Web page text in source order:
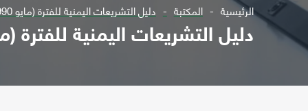
الرئيسية المكتبة دليل التشريعات اليمنية للفترة (مايو 1990 - مايو 2007) والملحق
دليل التشريعات اليمنية للفترة (مايو 1990 - مايو 2007)